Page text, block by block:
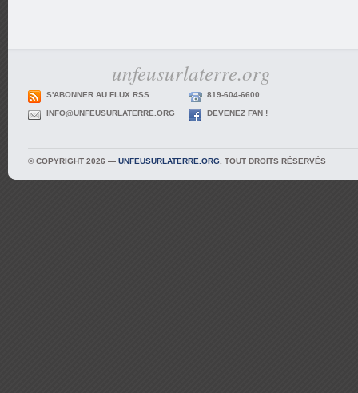
unfeusurlaterre.org
S'ABONNER AU FLUX RSS 819-604-6600
INFO@UNFEUSURLATERRE.ORG DEVENEZ FAN !
© COPYRIGHT 2026 — UNFEUSURLATERRE.ORG . TOUT DROITS RÉSERVÉS